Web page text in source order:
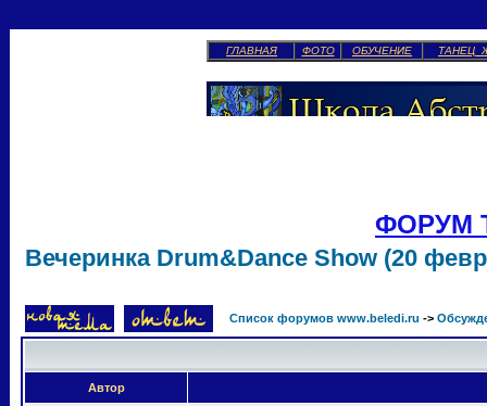
ГЛАВНАЯ ФОТО ОБУЧЕНИЕ ТАНЕЦ
ФОРУМ
Вечеринка Drum&Dance Show (20
Список форумов www.beledi.ru ->
Автор